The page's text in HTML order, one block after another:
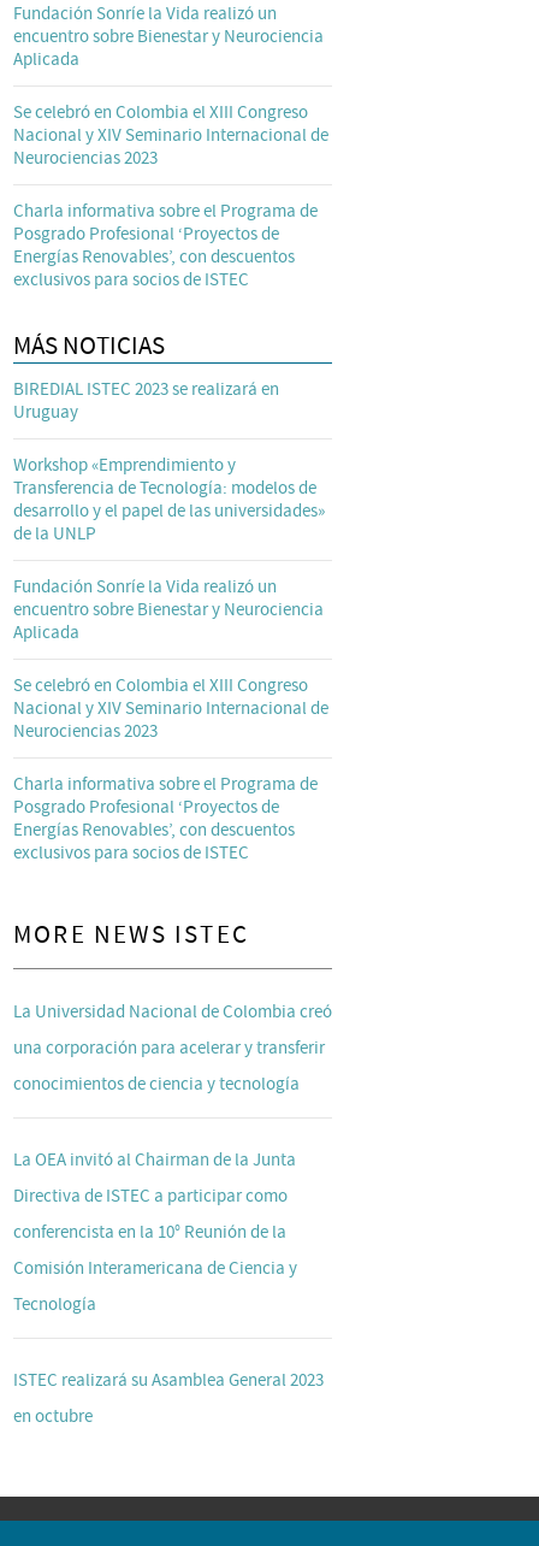
Fundación Sonríe la Vida realizó un
encuentro sobre Bienestar y Neurociencia
Aplicada
Se celebró en Colombia el XIII Congreso
Nacional y XIV Seminario Internacional de
Neurociencias 2023
Charla informativa sobre el Programa de
Posgrado Profesional ‘Proyectos de
Energías Renovables’, con descuentos
exclusivos para socios de ISTEC
MÁS NOTICIAS
BIREDIAL ISTEC 2023 se realizará en
Uruguay
Workshop «Emprendimiento y
Transferencia de Tecnología: modelos de
desarrollo y el papel de las universidades»
de la UNLP
Fundación Sonríe la Vida realizó un
encuentro sobre Bienestar y Neurociencia
Aplicada
Se celebró en Colombia el XIII Congreso
Nacional y XIV Seminario Internacional de
Neurociencias 2023
Charla informativa sobre el Programa de
Posgrado Profesional ‘Proyectos de
Energías Renovables’, con descuentos
exclusivos para socios de ISTEC
MORE NEWS ISTEC
La Universidad Nacional de Colombia creó
una corporación para acelerar y transferir
conocimientos de ciencia y tecnología
La OEA invitó al Chairman de la Junta
Directiva de ISTEC a participar como
conferencista en la 10° Reunión de la
Comisión Interamericana de Ciencia y
Tecnología
ISTEC realizará su Asamblea General 2023
en octubre